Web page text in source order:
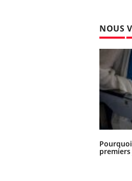
NOUS
premiers